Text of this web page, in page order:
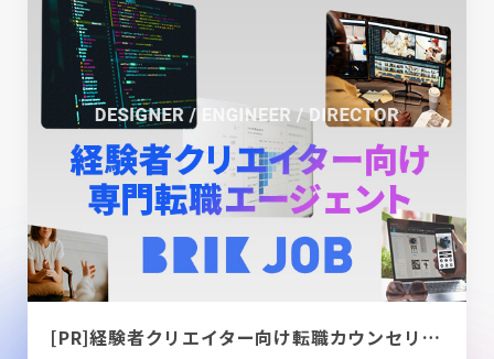
[PR]経験者クリエイター向け転職カウンセリング｜デザイナー / ディレクター / エンジニア